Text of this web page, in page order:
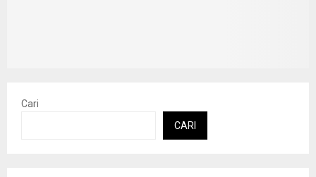
Cari
CARI